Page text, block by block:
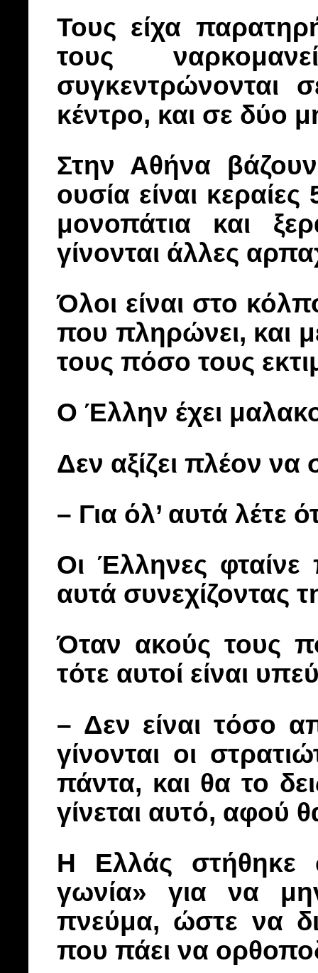
Τους είχα
τους
συγκεντρώνονται
κέντρο, και σε δύο
Στην Αθήνα
ουσία είναι
μονοπάτια και
γίνονται άλλες
Όλοι είναι στο
που πληρώνει, και
τους πόσο τους
Ο Έλλην έχει
Δεν αξίζει πλέον να
– Για όλ’ αυτά λέτε
Οι Έλληνες
αυτά συνεχίζοντας
Όταν ακούς τους
τότε αυτοί είναι
– Δεν είναι τόσο
γίνονται οι
πάντα, και θα το
γίνεται αυτό, αφού
Η Ελλάς στήθηκε
γωνία» για να
πνεύμα, ώστε να
που πάει να